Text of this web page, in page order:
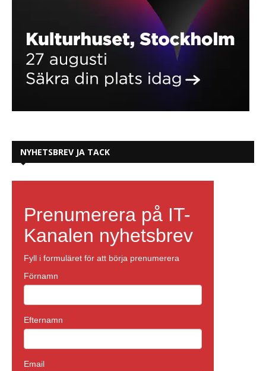
NYHETSBREV JA TACK